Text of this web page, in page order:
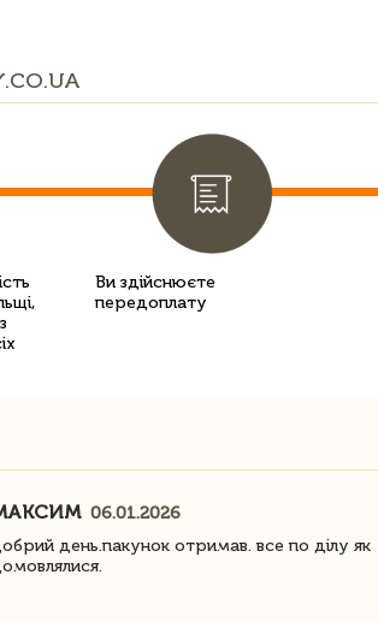
Ви здійснюєте
передоплату
06.01.2026
день.пакунок отримав. все по ділу як